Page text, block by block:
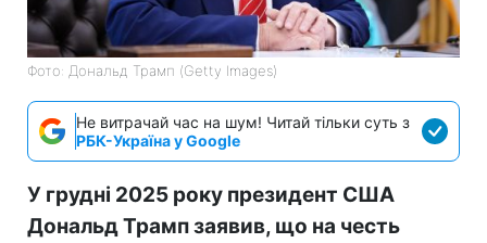
Фото: Дональд Трамп (Getty Images)
Не витрачай час на шум! Читай тільки суть з
РБК-Україна у Google
У грудні 2025 року президент США
Дональд Трамп заявив, що на честь